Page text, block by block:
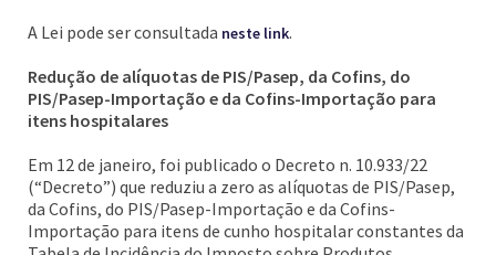
A Lei pode ser consultada neste link.
Redução de alíquotas de PIS/Pasep, da Cofins, do
PIS/Pasep-Importação e da Cofins-Importação para
itens hospitalares
Em 12 de janeiro, foi publicado o Decreto n. 10.933/22
(“Decreto”) que reduziu a zero as alíquotas de PIS/Pasep,
da Cofins, do PIS/Pasep-Importação e da Cofins-
Importação para itens de cunho hospitalar constantes da